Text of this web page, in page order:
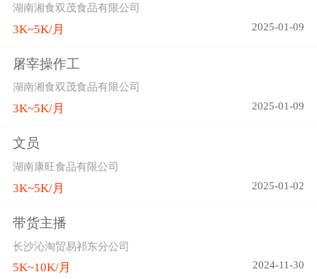
湖南湘食双茂食品有限公司
3K~5K/月 2025-01-09
屠宰操作工
湖南湘食双茂食品有限公司
3K~5K/月 2025-01-09
文员
湖南康旺食品有限公司
3K~5K/月 2025-01-02
带货主播
长沙沁淘贸易祁东分公司
5K~10K/月 2024-11-30